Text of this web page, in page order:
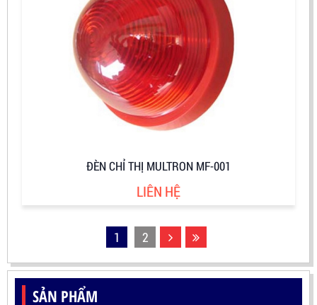
SẢN PHẨM
ĐÈN CHỈ THỊ MULTRON MF-001
LIÊN HỆ
1 2